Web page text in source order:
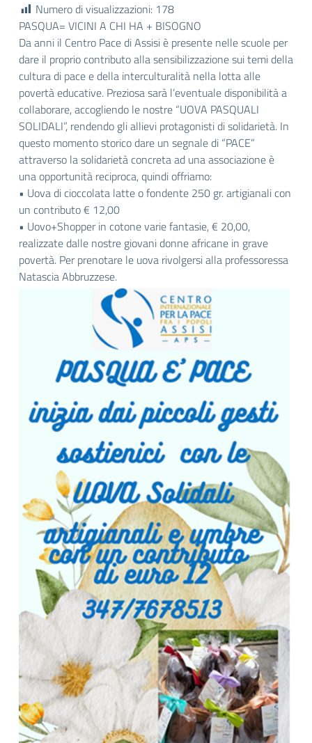
Numero di visualizzazioni: 178
PASQUA= VICINI A CHI HA + BISOGNO
Da anni il Centro Pace di Assisi è presente nelle scuole per
dare il proprio contributo alla sensibilizzazione sui temi della
cultura di pace e della interculturalità nella lotta alle
povertà educative. Preziosa sarà l’eventuale disponibilità a
collaborare, accogliendo le nostre “UOVA PASQUALI
SOLIDALI”, rendendo gli allievi protagonisti di solidarietà. In
questo momento storico dare un segnale di “PACE”
attraverso la solidarietà concreta ad una associazione è
una opportunità reciproca, quindi offriamo:
• Uova di cioccolata latte o fondente 250 gr. artigianali con
un contributo € 12,00
• Uovo+Shopper in cotone varie fantasie, € 20,00,
realizzate dalle nostre giovani donne africane in grave
povertà. Per prenotare le uova rivolgersi alla professoressa
Natascia Abbruzzese.